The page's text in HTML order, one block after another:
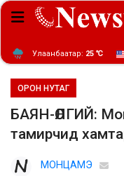
Улаанбаатар: 25 ℃
ОРОН НУТАГ
БАЯН-ӨЛГИЙ:
тамирчид
МОНЦАМЭ